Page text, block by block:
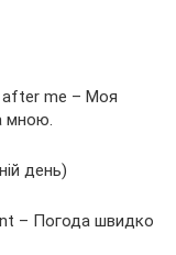
after me – Моя
мною.
день)
– Погода швидко